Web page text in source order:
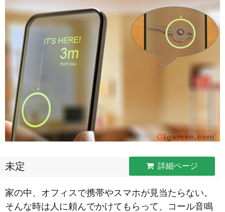
未定 詳細ページ
家の中、オフィスで携帯やスマホが見当たらない。
そんな時は人に頼んでかけてもらって、コール音鳴